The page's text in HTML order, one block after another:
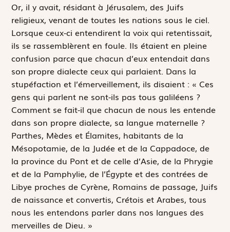
Or, il y avait, résidant à Jérusalem, des Juifs
religieux, venant de toutes les nations sous le ciel.
Lorsque ceux-ci entendirent la voix qui retentissait,
ils se rassemblèrent en foule. Ils étaient en pleine
confusion parce que chacun d’eux entendait dans
son propre dialecte ceux qui parlaient. Dans la
stupéfaction et l’émerveillement, ils disaient : « Ces
gens qui parlent ne sont-ils pas tous galiléens ?
Comment se fait-il que chacun de nous les entende
dans son propre dialecte, sa langue maternelle ?
Parthes, Mèdes et Élamites, habitants de la
Mésopotamie, de la Judée et de la Cappadoce, de
la province du Pont et de celle d’Asie, de la Phrygie
et de la Pamphylie, de l’Égypte et des contrées de
Libye proches de Cyrène, Romains de passage, Juifs
de naissance et convertis, Crétois et Arabes, tous
nous les entendons parler dans nos langues des
merveilles de Dieu. »